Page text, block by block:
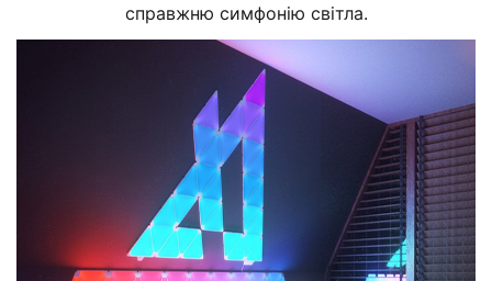
справжню симфонію світла.